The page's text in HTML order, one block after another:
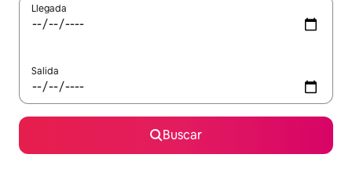
Llegada
Salida
Buscar